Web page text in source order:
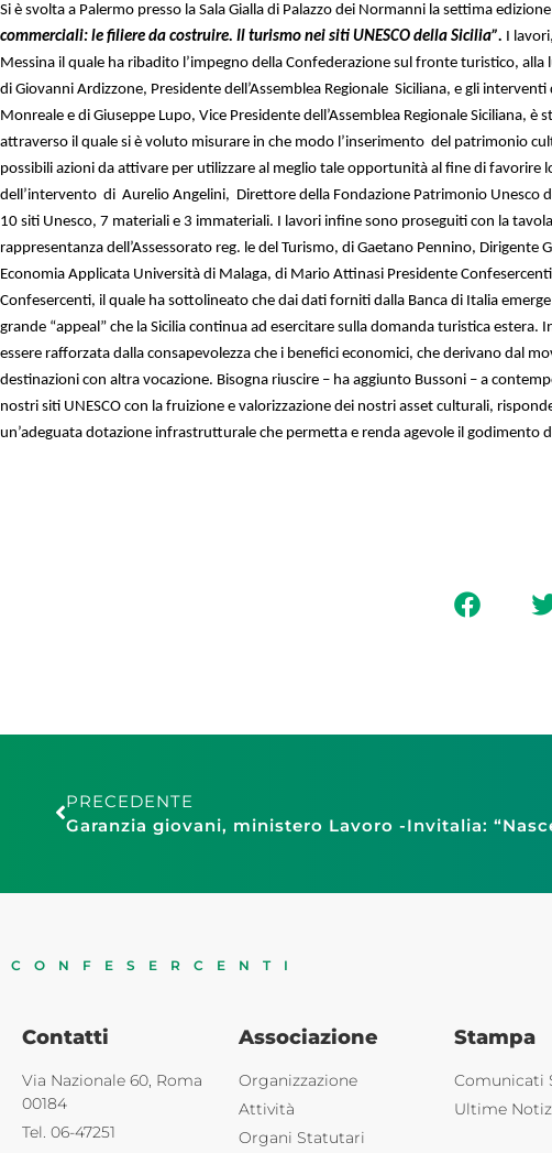
Si è svolta a Palermo presso la Sala Gialla di Palazzo dei Normanni la settima
commerciali: le filiere da costruire. Il turismo nei siti UNESCO della Sicilia”. I
Messina il quale ha ribadito l’impegno della Confederazione sul fronte turistico,
di Giovanni Ardizzone, Presidente dell’Assemblea Regionale Siciliana, e gli interventi
Monreale e di Giuseppe Lupo, Vice Presidente dell’Assemblea Regionale Siciliana,
attraverso il quale si è voluto misurare in che modo l’inserimento del patrimonio
possibili azioni da attivare per utilizzare al meglio tale opportunità al fine di
dell’intervento di Aurelio Angelini, Direttore della Fondazione Patrimonio Unesco
10 siti Unesco, 7 materiali e 3 immateriali. I lavori infine sono proseguiti con la
rappresentanza dell’Assessorato reg. le del Turismo, di Gaetano Pennino, Dirigente
Economia Applicata Università di Malaga, di Mario Attinasi Presidente
Confesercenti, il quale ha sottolineato che dai dati forniti dalla Banca di Italia
grande “appeal” che la Sicilia continua ad esercitare sulla domanda turistica
essere rafforzata dalla consapevolezza che i benefici economici, che derivano dal
destinazioni con altra vocazione. Bisogna riuscire – ha aggiunto Bussoni – a
nostri siti UNESCO con la fruizione e valorizzazione dei nostri asset culturali,
un’adeguata dotazione infrastrutturale che permetta e renda agevole il godimento
PRECEDENTE
CONFESERCENTI
Contatti
Via Nazionale 60, Roma
00184
Tel. 06-47251
Associazione
Organizzazione
Attività
Organi Statutari
Stampa
Comunicati
Ultime